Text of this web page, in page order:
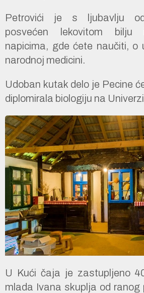
Petrovići je s ljubavlju
posvećen lekovitom bilju
napicima, gde ćete naučiti, o
narodnoj medicini.
Udoban kutak delo je Pecine
diplomirala biologiju na
U Kući čaja je zastupljeno
mlada Ivana skuplja od ranog